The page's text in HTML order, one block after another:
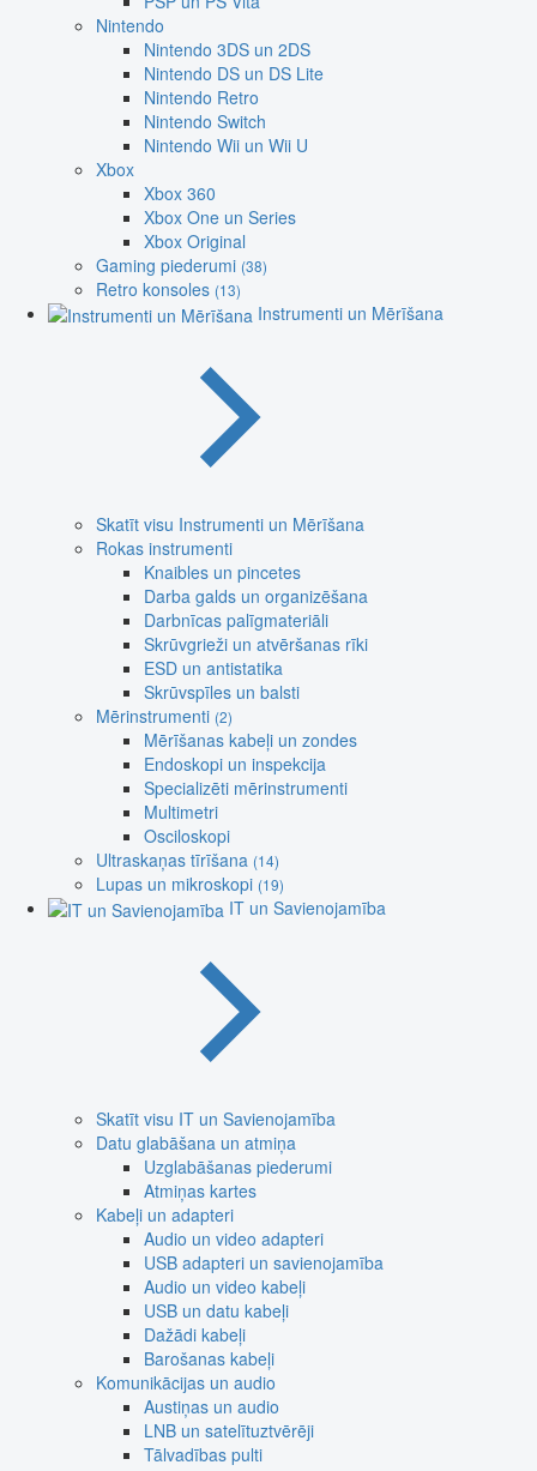
Nintendo
Nintendo 3DS un 2DS
Nintendo DS un DS Lite
Nintendo Retro
Nintendo Switch
Nintendo Wii un Wii U
Xbox
Xbox 360
Xbox One un Series
Xbox Original
Gaming piederumi (38)
Retro konsoles (13)
Instrumenti un Mērīšana
Skatīt visu Instrumenti un Mērīšana
Rokas instrumenti
Knaibles un pincetes
Darba galds un organizēšana
Darbnīcas palīgmateriāli
Skrūvgrieži un atvēršanas rīki
ESD un antistatika
Skrūvspīles un balsti
Mērinstrumenti (2)
Mērīšanas kabeļi un zondes
Endoskopi un inspekcija
Specializēti mērinstrumenti
Multimetri
Osciloskopi
Ultraskaņas tīrīšana (14)
Lupas un mikroskopi (19)
IT un Savienojamība
Skatīt visu IT un Savienojamība
Datu glabāšana un atmiņa
Uzglabāšanas piederumi
Atmiņas kartes
Kabeļi un adapteri
Audio un video adapteri
USB adapteri un savienojamība
Audio un video kabeļi
USB un datu kabeļi
Dažādi kabeļi
Barošanas kabeļi
Komunikācijas un audio
Austiņas un audio
LNB un satelītuztvērēji
Tālvadības pulti